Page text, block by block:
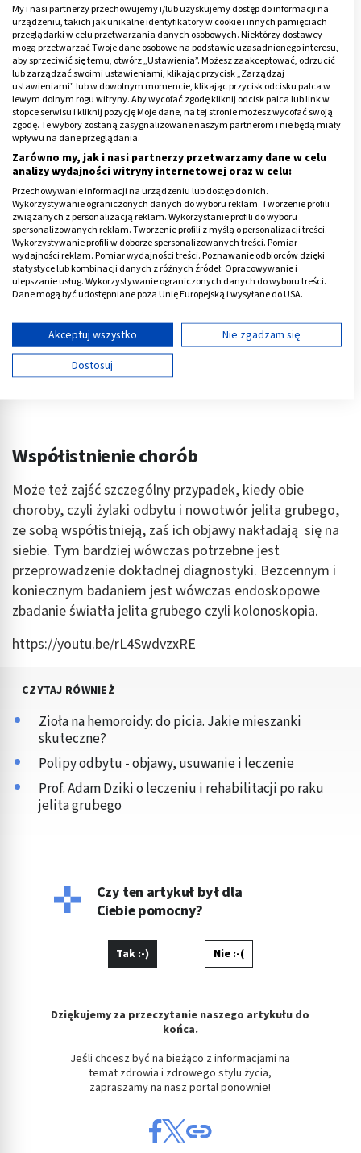
Wtedy dopiero chory zostaje poddany badaniom
diagnostycznym, które stwierdzają u niego raka. „I
wtedy część osób uważa, że miał hemoroidy, potem
dostał raka – mówi profesor Dziki. - Tymczasem jest
tak, że od razu miał raka, tylko trafił do fatalnego
lekarza, który nie zainteresował się jego stanem
zdrowia, tylko nie badając go, przepisał mu leki na
hemoroidy”.
Reklama
Współistnienie chorób
Może też zajść szczególny przypadek, kiedy obie
choroby, czyli żylaki odbytu i nowotwór jelita grubego,
ze sobą współistnieją, zaś ich objawy nakładają się na
siebie. Tym bardziej wówczas potrzebne jest
przeprowadzenie dokładnej diagnostyki. Bezcennym i
koniecznym badaniem jest wówczas endoskopowe
zbadanie światła jelita grubego czyli kolonoskopia.
https://youtu.be/rL4SwdvzxRE
CZYTAJ RÓWNIEŻ
Zioła na hemoroidy: do picia. Jakie mieszanki
skuteczne?
Polipy odbytu - objawy, usuwanie i leczenie
Prof. Adam Dziki o leczeniu i rehabilitacji po raku
jelita grubego
Czy ten artykuł był dla
Ciebie pomocny?
Tak :-) Nie :-(
Dziękujemy za przeczytanie naszego artykułu do
końca.
Jeśli chcesz być na bieżąco z informacjami na
temat zdrowia i zdrowego stylu życia,
zapraszamy na nasz portal ponownie!
My i nasi partnerzy przechowujemy i/lub uzyskujemy dostęp do informacji na
urządzeniu, takich jak unikalne identyfikatory w cookie i innych pamięciach
przeglądarki w celu przetwarzania danych osobowych. Niektórzy dostawcy
mogą przetwarzać Twoje dane osobowe na podstawie uzasadnionego interesu,
aby sprzeciwić się temu, otwórz „Ustawienia”. Możesz zaakceptować, odrzucić
lub zarządzać swoimi ustawieniami, klikając przycisk „Zarządzaj
ustawieniami” lub w dowolnym momencie, klikając przycisk odcisku palca w
lewym dolnym rogu witryny. Aby wycofać zgodę kliknij odcisk palca lub link w
stopce serwisu i kliknij pozycję Moje dane, na tej stronie możesz wycofać swoją
zgodę. Te wybory zostaną zasygnalizowane naszym partnerom i nie będą miały
wpływu na dane przeglądania.
Zarówno my, jak i nasi partnerzy przetwarzamy dane w celu
analizy wydajności witryny internetowej oraz w celu:
Przechowywanie informacji na urządzeniu lub dostęp do nich.
Wykorzystywanie ograniczonych danych do wyboru reklam. Tworzenie profili
związanych z personalizacją reklam. Wykorzystanie profili do wyboru
spersonalizowanych reklam. Tworzenie profili z myślą o personalizacji treści.
Wykorzystywanie profili w doborze spersonalizowanych treści. Pomiar
wydajności reklam. Pomiar wydajności treści. Poznawanie odbiorców dzięki
statystyce lub kombinacji danych z różnych źródeł. Opracowywanie i
ulepszanie usług. Wykorzystywanie ograniczonych danych do wyboru treści.
Dane mogą być udostępniane poza Unię Europejską i wysyłane do USA.
Wyświetl listę partnerów (11 dostawców IAB)
Używamy Twoich danych w następujących celach:
Cele przetwarzania IAB:
Wykorzystywanie ograniczonych danych do
wyboru reklam
Tworzenie profili w celu spersonalizowanych
reklam
Wykorzystanie profili do wyboru
spersonalizowanych reklam
Tworzenie profili w celu personalizacji treści
Wykorzystywanie profili w celu doboru
Pomiar efektywności treści
Rozumienie odbiorców dzięki statystyce lub
kombinacji danych z różnych źródeł
Rozwój i ulepszanie usług
Wykorzystywanie ograniczonych danych do
Identyfikowanie urządzeń na podstawie
Cele przetwarzania inne niż IAB:
Wydajność (Performance)
Akceptuj wszystko
Nie zgadzam się
Dostosuj